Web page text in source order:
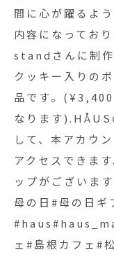
の日ギフト
島根カフェ#松江
間に心が躍るよ
内容になってお
standさんに制作
クッキー入りの
品です。
なります).HÅUS
して、本アカウ
アクセスできま
ップがございま
母の日#母の日ギ
ェ#島根カフェ#